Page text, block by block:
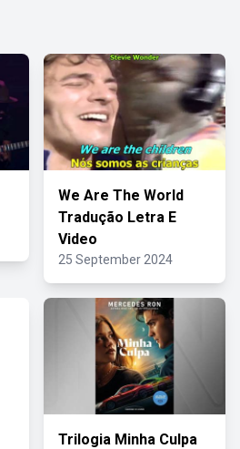
We Are The World
Tradução Letra E
Video
25 September 2024
Trilogia Minha Culpa